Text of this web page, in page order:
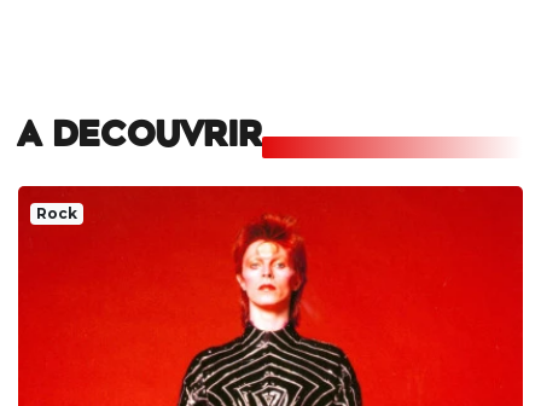
A DECOUVRIR
Rock